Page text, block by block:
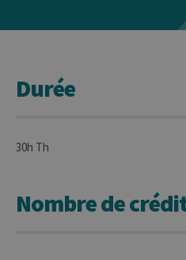
Durée
30h Th
Nombre de